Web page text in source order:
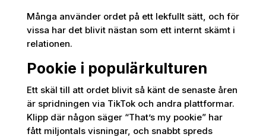
Många använder ordet på ett lekfullt sätt, och för
vissa har det blivit nästan som ett internt skämt i
relationen.
Pookie i populärkulturen
Ett skäl till att ordet blivit så känt de senaste åren
är spridningen via TikTok och andra plattformar.
Klipp där någon säger “That’s my pookie” har
fått miljontals visningar, och snabbt spreds